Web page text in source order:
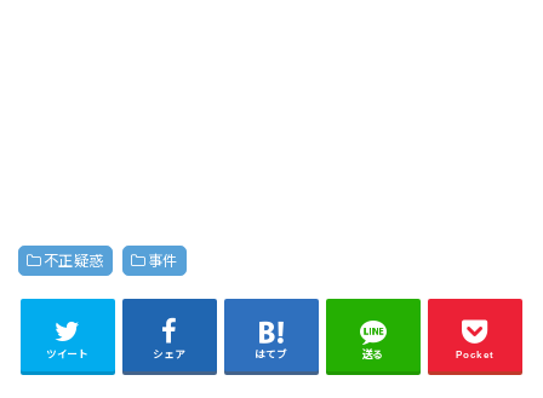
不正疑惑 事件
ツイート シェア はてブ 送る Pocket